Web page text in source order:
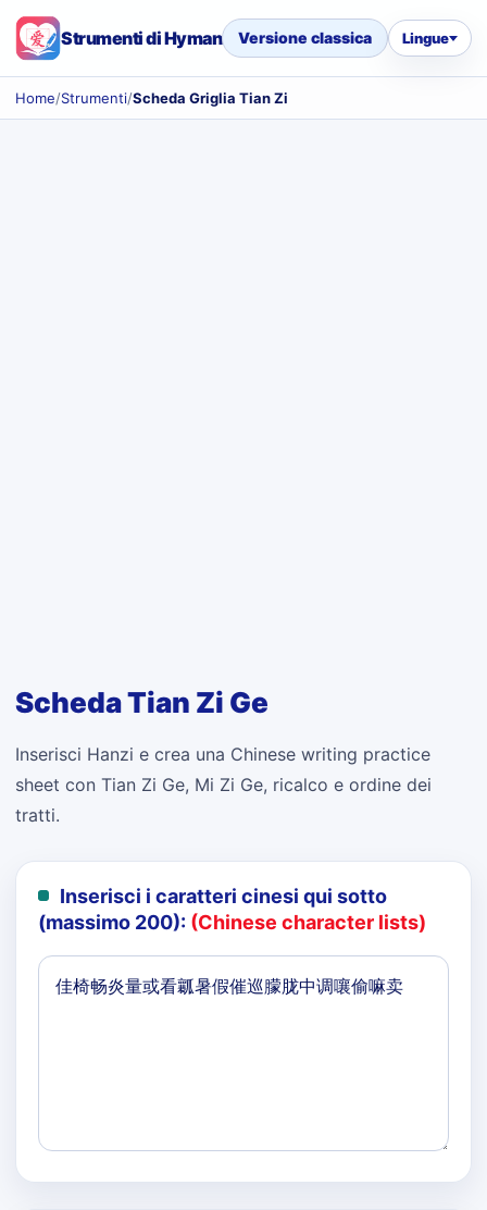
Strumenti di Hyman Versione classica Lingue
Home/Strumenti/Scheda Griglia Tian Zi
Scheda Tian Zi Ge
Inserisci Hanzi e crea una Chinese writing practice
sheet con Tian Zi Ge, Mi Zi Ge, ricalco e ordine dei
tratti.
Inserisci i caratteri cinesi qui sotto
(massimo 200): (Chinese character lists)